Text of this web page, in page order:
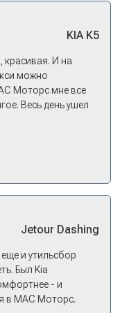
в МАС
выбор есть,
Сонату
страховку. На
приехать
KIA K5
красивая. И на
можно
Моторс мне все
Весь день ушел
проблем. И
выдаче такие
Jetour Dashing
и утильсбор
Был Kia
- и
в МАС Моторс.